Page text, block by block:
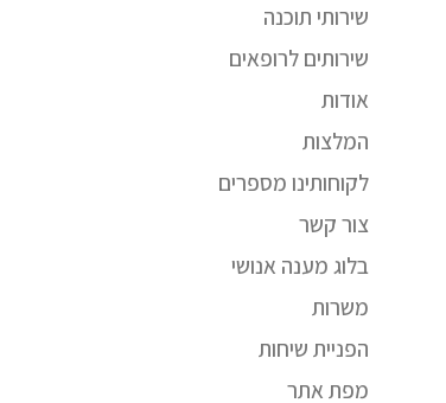
שירותי תוכנה
שירותים לרופאים
אודות
המלצות
לקוחותינו מספרים
צור קשר
בלוג מענה אנושי
משרות
הפניית שיחות
מפת אתר